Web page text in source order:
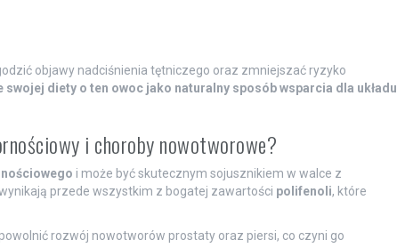
objawy nadciśnienia tętniczego oraz zmniejszać ryzyko
diety o ten owoc jako naturalny sposób wsparcia dla układu
i choroby nowotworowe?
i może być skutecznym sojusznikiem w walce z
przede wszystkim z bogatej zawartości polifenoli, które
rozwój nowotworów prostaty oraz piersi, co czyni go